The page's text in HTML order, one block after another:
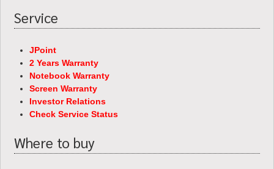
Service
JPoint
2 Years Warranty
Notebook Warranty
Screen Warranty
Investor Relations
Check Service Status
Where to buy